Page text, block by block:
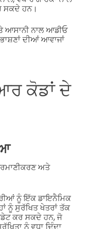
ਸਕਦੇ ਹਨ।
ਆਸਾਨੀ ਨਾਲ ਆਡੀਓ
ਦੀਆਂ ਆਵਾਜਾਂ
ਕੋਡਾਂ ਦੇ
ਅਤੇ
ਨੂੰ ਇੱਕ ਡਾਇਨੈਮਿਕ
ਨੂੰ ਸੁਰੱਖਿਤ ਖੇਤਰਾਂ ਤੱਕ
ਕਰ ਸਕਦੇ ਹਨ, ਜੋ
ਨੂੰ ਵਧਾ ਦਿੰਦਾ